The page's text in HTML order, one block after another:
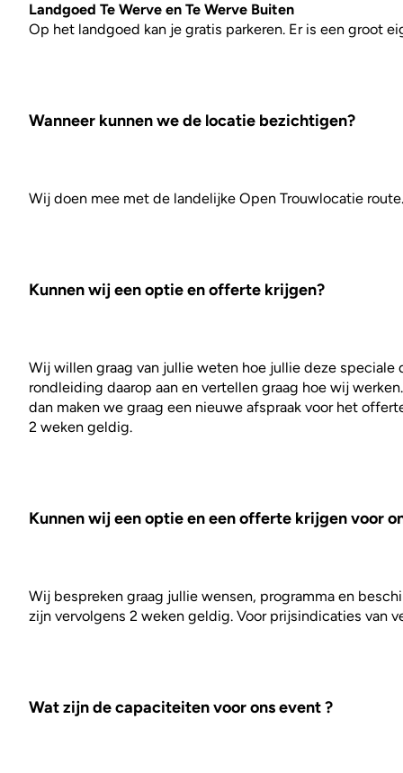
Landgoed Te Werve en Te Werve Buiten
Op het landgoed kan je gratis parkeren. Er is een groot
Wanneer kunnen we de locatie bezichtigen?
Wij doen mee met de landelijke Open Trouwlocatie
Kunnen wij een optie en offerte krijgen?
Wij willen graag van jullie weten hoe jullie deze
rondleiding daarop aan en vertellen graag hoe wij
dan maken we graag een nieuwe afspraak voor het
2 weken geldig.
Kunnen wij een optie en een offerte krijgen voor
Wij bespreken graag jullie wensen, programma en
zijn vervolgens 2 weken geldig. Voor prijsindicaties van
Wat zijn de capaciteiten voor ons event ?